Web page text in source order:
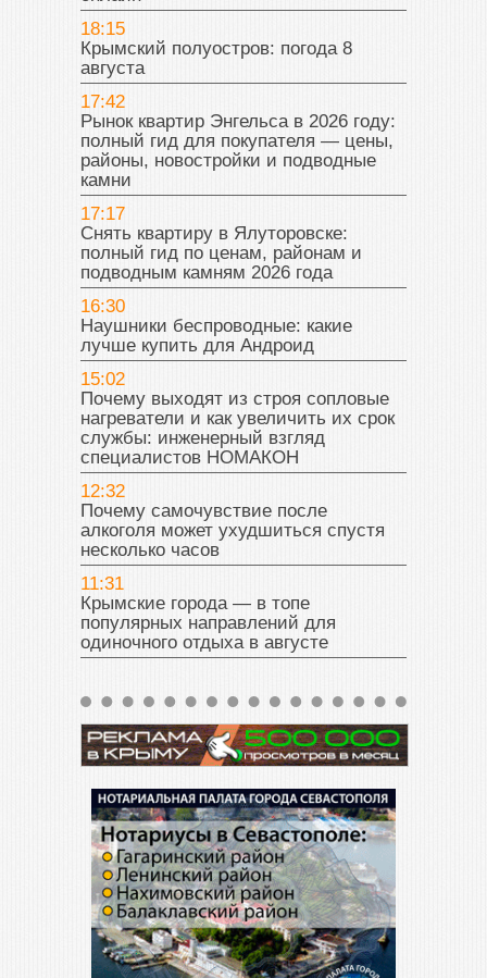
18:15
Крымский полуостров: погода 8
августа
17:42
Рынок квартир Энгельса в 2026 году:
полный гид для покупателя — цены,
районы, новостройки и подводные
камни
17:17
Снять квартиру в Ялуторовске:
полный гид по ценам, районам и
подводным камням 2026 года
16:30
Наушники беспроводные: какие
лучше купить для Андроид
15:02
Почему выходят из строя сопловые
нагреватели и как увеличить их срок
службы: инженерный взгляд
специалистов НОМАКОН
12:32
Почему самочувствие после
алкоголя может ухудшиться спустя
несколько часов
11:31
Крымские города — в топе
популярных направлений для
одиночного отдыха в августе